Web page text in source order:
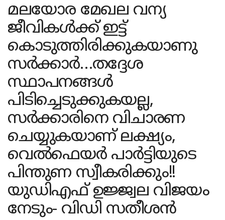
മലയോര മേഖല വന്യ
ജീവികൾക്ക് ഇട്ട്
കൊടുത്തിരിക്കുകയാണു
സർക്കാർ…തദ്ദേശ
സ്ഥാപനങ്ങൾ
പിടിച്ചെടുക്കുകയല്ല,
സർക്കാരിനെ വിചാരണ
ചെയ്യുകയാണ് ലക്ഷ്യം,
വെൽഫെയർ പാർട്ടിയുടെ
പിന്തുണ സ്വീകരിക്കും!!
യുഡിഎഫ് ഉജ്ജ്വല വിജയം
നേടും- വിഡി സതീശൻ